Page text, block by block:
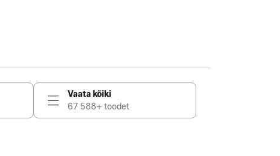
Vaata kõiki
67 588+ toodet